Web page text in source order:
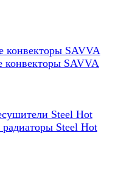
конвекторы SAVVA
конвекторы SAVVA
Steel Hot
радиаторы Steel Hot